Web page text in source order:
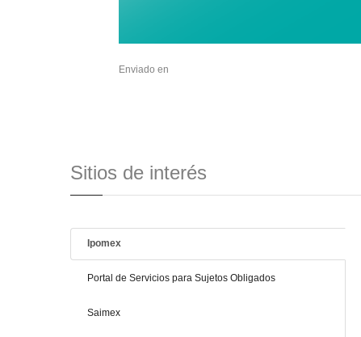
Enviado en
Sitios de interés
Ipomex
Portal de Servicios para Sujetos Obligados
Saimex